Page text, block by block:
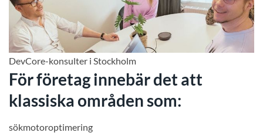
DevCore-konsulter i Stockholm
För företag innebär det att
klassiska områden som:
sökmotoroptimering